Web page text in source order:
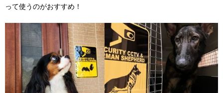
って使うのがおすすめ！